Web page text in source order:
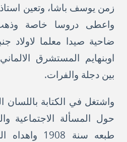
زمن يوسف باشا، وتعين
واعطى دروسا خاصة
ضاحية صيدا معلما لاولاد
اوبنهايم المستشرق
بين دجلة والفرات.
واشتغل في الكتابة باللسان
حول المسألة الاجتماعية
طبعه سنة